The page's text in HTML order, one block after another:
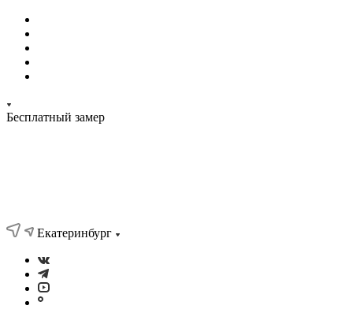
Бесплатный замер
Екатеринбург